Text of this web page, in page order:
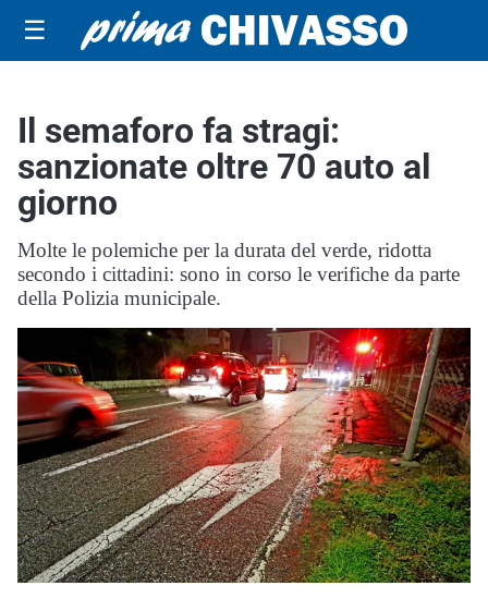
☰
Il semaforo fa stragi:
sanzionate oltre 70 auto al
giorno
Molte le polemiche per la durata del verde, ridotta
secondo i cittadini: sono in corso le verifiche da parte
della Polizia municipale.